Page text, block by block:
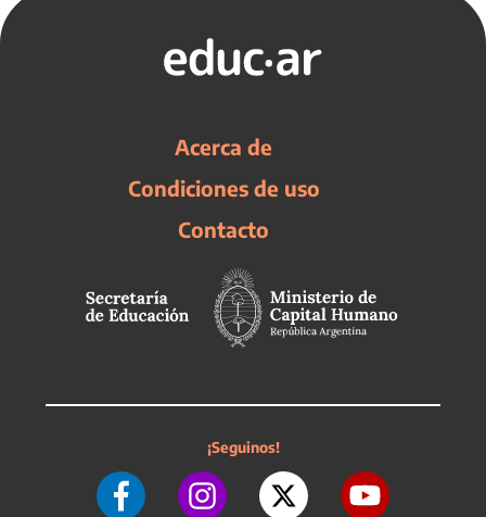
Acerca de
Condiciones de uso
Contacto
¡Seguinos!